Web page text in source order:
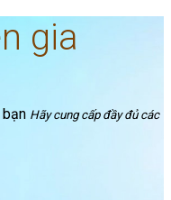
gia
Hãy cung cấp đầy đủ các